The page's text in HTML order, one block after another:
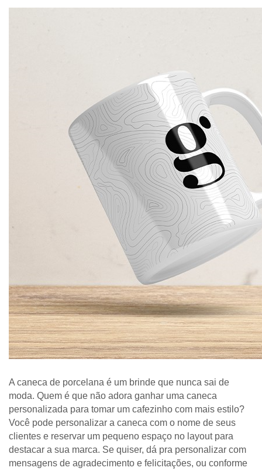
A caneca de porcelana é um brinde que nunca sai de
moda. Quem é que não adora ganhar uma caneca
personalizada para tomar um cafezinho com mais estilo?
Você pode personalizar a caneca com o nome de seus
clientes e reservar um pequeno espaço no layout para
destacar a sua marca. Se quiser, dá pra personalizar com
mensagens de agradecimento e felicitações, ou conforme